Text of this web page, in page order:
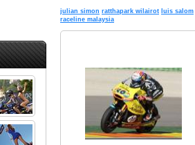
julian simon ratthapark wilairot luis salom
raceline malaysia